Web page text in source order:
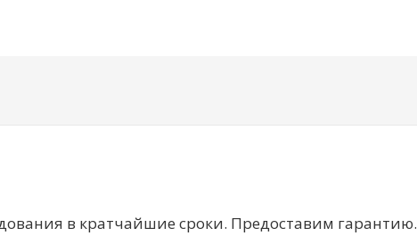
в кратчайшие сроки. Предоставим гарантию.